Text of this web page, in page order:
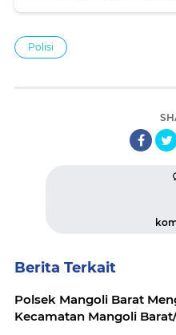
Polisi
Berita Terkait
Polsek Mangoli Barat
Kecamatan Mangoli